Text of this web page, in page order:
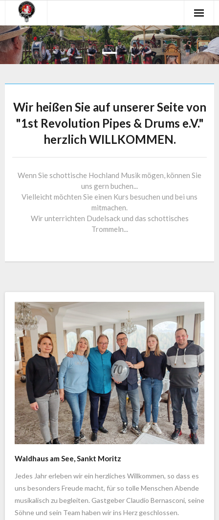
content
Wir heißen Sie auf unserer Seite von
"1st Revolution Pipes & Drums e.V."
herzlich WILLKOMMEN.
Wenn Sie schottische Hochland Musik mögen, können Sie
uns gern buchen...
Vielleicht möchten Sie einen Kurs besuchen und bei uns
mitmachen.
Wir unterrichten Dudelsack und das schottisches
Trommeln...
Waldhaus am See, Sankt Moritz
Jedes Jahr erleben wir ein herzliches Willkommen, so dass es
uns besonders Freude macht, für so tolle Menschen Abende
musikalisch zu begleiten. Gastgeber Claudio Bernasconi, seine
Söhne und sein Team haben wir ins Herz geschlossen.